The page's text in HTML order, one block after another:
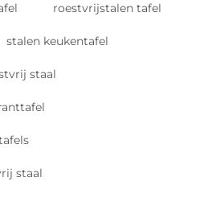
roestvrijstalen tafel
stalen keukentafel
staal
staal